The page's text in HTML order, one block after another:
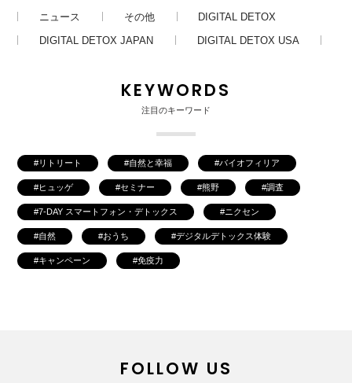
ニュース
その他
DIGITAL DETOX
DIGITAL DETOX JAPAN
DIGITAL DETOX USA
KEYWORDS
注目のキーワード
リトリート 自然と幸福 バイオフィリア
ヒュッゲ セミナー 熊野 調査
7-DAY スマートフォン・デトックス ニクセン
自然 おうち デジタルデトックス体験
キャンペーン 免疫力
FOLLOW US